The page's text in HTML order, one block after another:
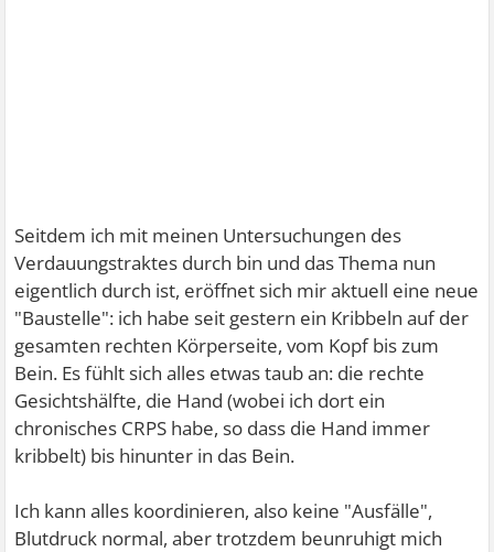
Seitdem ich mit meinen Untersuchungen des
Verdauungstraktes durch bin und das Thema nun
eigentlich durch ist, eröffnet sich mir aktuell eine neue
"Baustelle": ich habe seit gestern ein Kribbeln auf der
gesamten rechten Körperseite, vom Kopf bis zum
Bein. Es fühlt sich alles etwas taub an: die rechte
Gesichtshälfte, die Hand (wobei ich dort ein
chronisches CRPS habe, so dass die Hand immer
kribbelt) bis hinunter in das Bein.
Ich kann alles koordinieren, also keine "Ausfälle",
Blutdruck normal, aber trotzdem beunruhigt mich